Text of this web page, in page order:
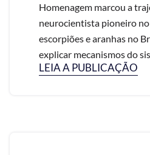
Homenagem marcou a
neurocientista pioneiro
escorpiões e aranhas no
explicar mecanismos do
LEIA A PUBLICAÇÃO